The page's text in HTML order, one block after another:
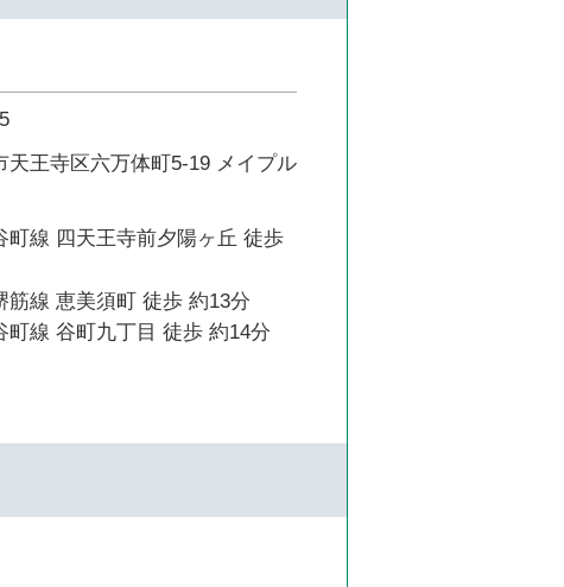
天王寺区六万体町5-19 メイプル
町線 四天王寺前夕陽ヶ丘 徒歩
筋線 恵美須町 徒歩 約13分
町線 谷町九丁目 徒歩 約14分